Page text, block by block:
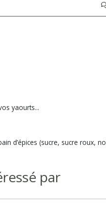
yaourts...
d’épices (sucre, sucre roux,
par